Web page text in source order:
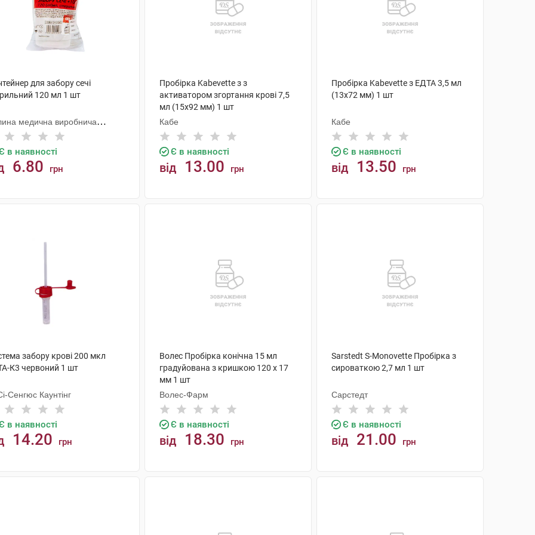
для забору сечі
120 мл 1 шт
медична виробнича
в наявності
6.80 грн
Пробірка Kabevette з з
активатором згортання крові 7,5
мл (15х92 мм) 1 шт
Кабе
Є в наявності
від 13.00 грн
Пробірка Kabevette з ЕДТА 3,5 мл
(13х72 мм) 1 шт
Кабе
Є в наявності
від 13.50 грн
забору крові 200 мкл
К3 червоний 1 шт
Сенгюс Каунтінг
в наявності
14.20 грн
Волес Пробірка конічна 15 мл
градуйована з кришкою 120 х 17
мм 1 шт
Волес-Фарм
Є в наявності
від 18.30 грн
Sarstedt S-Monovette Пробірка з
сироваткою 2,7 мл 1 шт
Сарстедт
Є в наявності
від 21.00 грн